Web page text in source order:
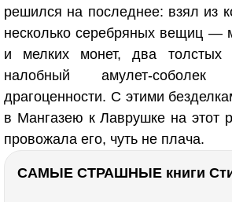
решился на последнее: взял из
несколько серебряных вещиц —
и мелких монет, два толстых
налобный амулет-
драгоценности. С этими
в Мангазею к Лаврушке на этот
провожала его, чуть не плача.